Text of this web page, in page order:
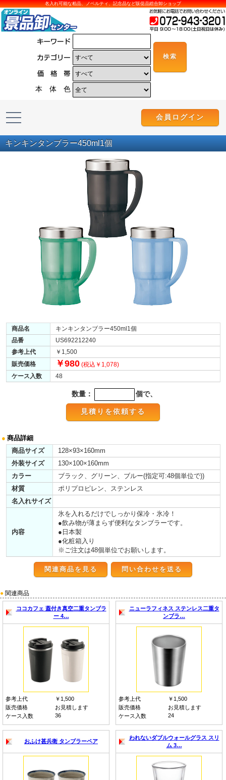
名入れ可能な粗品、ノベルティ、記念品など販促品総合卸ショップ
本 体 色
会員ログイン
キンキンタンブラー450ml1個
商品名
キンキンタンブラー450ml1個
品番
US692212240
参考上代
￥1,500
販売価格
￥980 (税込￥1,078)
ケース入数
48
数量： 個で、
● 商品詳細
商品サイズ
128×93×160mm
外装サイズ
130×100×160mm
カラー
ブラック、グリーン、ブルー(指定可:48個単位で))
材質
ポリプロピレン、ステンレス
名入れサイズ
内容
氷を入れるだけでしっかり保冷・氷冷！
●飲み物が薄まらず便利なタンブラーです。
●日本製
●化粧箱入り
※ご注文は48個単位でお願いします。
関連商品を見る
● 関連商品
ココカフェ 蓋付き真空二重タンブラ
ー 4…
参考上代
￥1,500
販売価格
お見積します
ケース入数
36
ニューラフィネス ステンレス二重タ
ンブラ…
参考上代
￥1,500
販売価格
お見積します
ケース入数
24
おふけ甚兵衛 タンブラーペア
われないダブルウォールグラス スリ
ム 3…